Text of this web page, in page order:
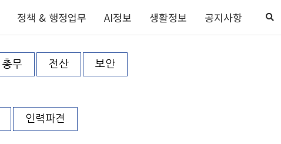
정책 & 행정업무 AI정보 생활정보 공지사항
총무 전산 보안
인력파견